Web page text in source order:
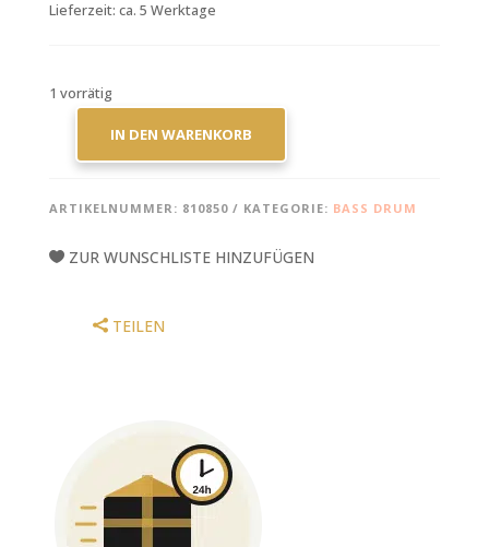
Lieferzeit: ca. 5 Werktage
1 vorrätig
POWERSTROKE
3
IN DEN WARENKORB
ARTIKELNUMMER: 810850 KATEGORIE: BASS DRUM
ZUR WUNSCHLISTE HINZUFÜGEN
TEILEN